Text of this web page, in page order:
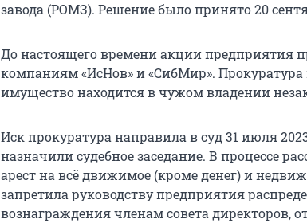
завода (РОМЗ). Решение было принято 20
До настоящего времени акции предприятия
компаниям «ИсНов» и «СибМир». Прокуратура
имущество находится в чужом владении
Иск прокуратура направила в суд 31 июля
назначили судебное заседание. В процессе
арест на всё движимое (кроме денег) и
запретила руководству предприятия
вознаграждения членам совета директоров,